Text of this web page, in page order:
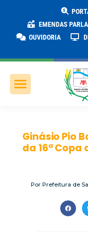
EMENDAS
OUVIDORIA
Ginásio Pio
da 16ª
Por Prefeitura de